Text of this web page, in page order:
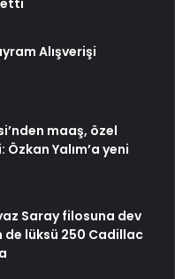
Alışverişi
maaş, özel
Yalım’a yeni
Saray filosuna dev
de lüksü 250 Cadillac